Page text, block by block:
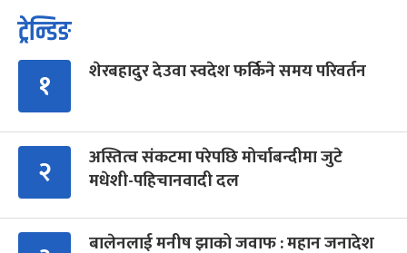
ट्रेन्डिङ
१ शेरबहादुर देउवा स्वदेश फर्किने समय परिवर्तन
२
अस्तित्व संकटमा परेपछि मोर्चाबन्दीमा जुटे
मधेशी-पहिचानवादी दल
बालेनलाई मनीष झाको जवाफ : महान जनादेश